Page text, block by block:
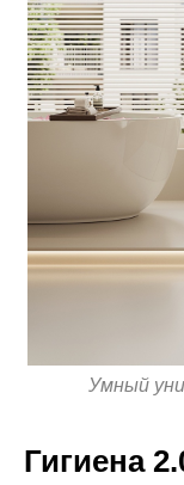
Умный
Гигиена